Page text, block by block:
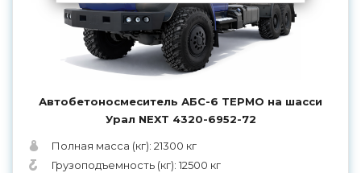
Автобетоносмеситель АБС-6 ТЕРМО на шасси
Урал NEXT 4320-6952-72
Полная масса (кг): 21300 кг
Грузоподъемность (кг): 12500 кг